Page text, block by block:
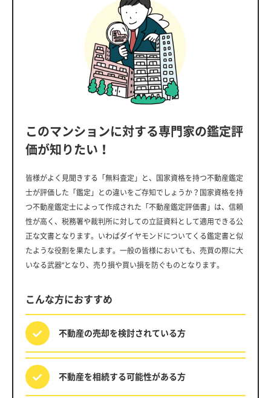
このマンションに対する専門家の鑑定評
価が知りたい！
皆様がよく見聞きする「無料査定」と、国家資格を持つ不動産鑑定
士が評価した「鑑定」との違いをご存知でしょうか？国家資格を持
つ不動産鑑定士によって作成された「不動産鑑定評価書」は、信頼
性が高く、税務署や裁判所に対しての立証資料として適用できる公
正な文書となります。いわばダイヤモンドについてくる鑑定書と似
たような役割を果たします。一般の皆様においても、売買の際に大
いなる武器”となり、売り損や買い損を防ぐものとなります。
こんな方におすすめ
不動産の売却を検討されている方
不動産を相続する可能性がある方